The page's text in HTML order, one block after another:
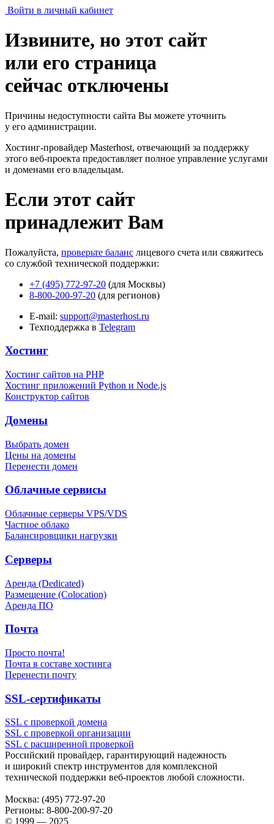
Войти в личный кабинет
Извините, но этот сайт
или его страница
сейчас отключены
Причины недоступности сайта Вы можете уточнить
у его администрации.
Хостинг-провайдер Masterhost, отвечающий за поддержку
этого веб-проекта предоставляет полное управление услугами
и доменами его владельцам.
Если этот сайт
принадлежит Вам
Пожалуйста, проверьте баланс лицевого счета или свяжитесь
со службой технической поддержки:
+7 (495) 772-97-20 (для Москвы)
8-800-200-97-20 (для регионов)
E-mail: support@masterhost.ru
Техподдержка в Telegram
Хостинг
Хостинг сайтов на PHP
Хостинг приложений Python и Node.js
Конструктор сайтов
Домены
Выбрать домен
Цены на домены
Перенести домен
Облачные сервисы
Облачные серверы VPS/VDS
Частное облако
Балансировщики нагрузки
Серверы
Аренда (Dedicated)
Размещение (Colocation)
Аренда ПО
Почта
Просто почта!
Почта в составе хостинга
Перенести почту
SSL-сертификаты
SSL с проверкой домена
SSL с проверкой организации
SSL с расширенной проверкой
Российский провайдер, гарантирующий надежность
и широкий спектр инструментов для комплексной
технической поддержки веб-проектов любой сложности.
Москва: (495) 772-97-20
Регионы: 8-800-200-97-20
© 1999 — 2025